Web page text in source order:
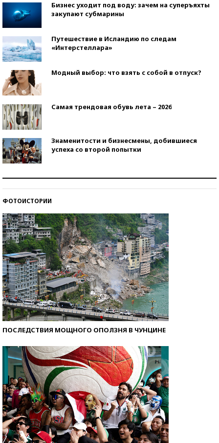
Бизнес уходит под воду: зачем на суперъяхты
закупают субмарины
Путешествие в Исландию по следам
«Интерстеллара»
Модный выбор: что взять с собой в отпуск?
Самая трендовая обувь лета – 2026
Знаменитости и бизнесмены, добившиеся
успеха со второй попытки
ФОТОИСТОРИИ
ПОСЛЕДСТВИЯ МОЩНОГО ОПОЛЗНЯ В ЧУНЦИНЕ